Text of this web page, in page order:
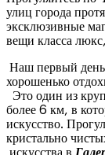
улиц города
эксклюзивные
вещи класса
Наш первый
хорошенько
Это один из
более 6 км, в
искусство.
кристально